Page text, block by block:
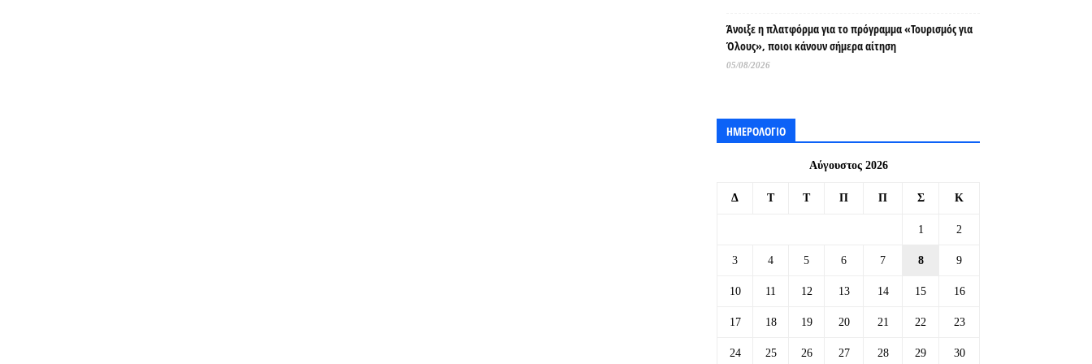
Άνοιξε η πλατφόρμα για το πρόγραμμα «Τουρισμός για
Όλους», ποιοι κάνουν σήμερα αίτηση
05/08/2026
ΗΜΕΡΟΛΟΓΙΟ
Αύγουστος 2026
Δ Τ Τ Π Π Σ Κ
1 2
3 4 5 6 7 8 9
10 11 12 13 14 15 16
17 18 19 20 21 22 23
24 25 26 27 28 29 30